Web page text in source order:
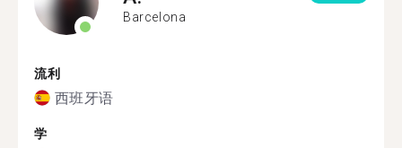
Barcelona
流利
西班牙语
学